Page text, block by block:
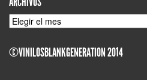
ARCHIVOS
©VINILOSBLANKGENERATION 2014